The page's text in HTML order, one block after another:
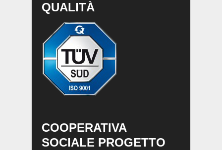
QUALITÀ
COOPERATIVA
SOCIALE PROGETTO